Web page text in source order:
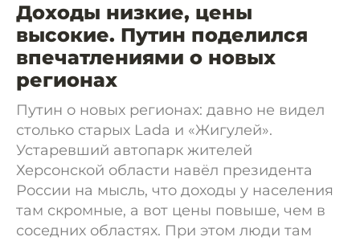
Доходы низкие, цены
высокие. Путин поделился
впечатлениями о новых
регионах
Путин о новых регионах: давно не видел
столько старых Lada и «Жигулей».
Устаревший автопарк жителей
Херсонской области навёл президента
России на мысль, что доходы у населения
там скромные, а вот цены повыше, чем в
соседних областях. При этом люди там